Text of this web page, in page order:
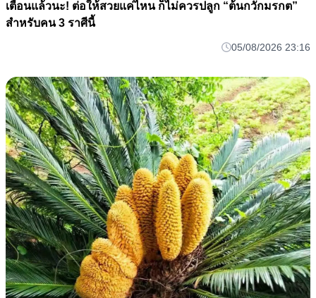
เตือนแล้วนะ! ต่อให้สวยแค่ไหน ก็ไม่ควรปลูก “ต้นกวักมรกต”
สำหรับคน 3 ราศีนี้
05/08/2026 23:16